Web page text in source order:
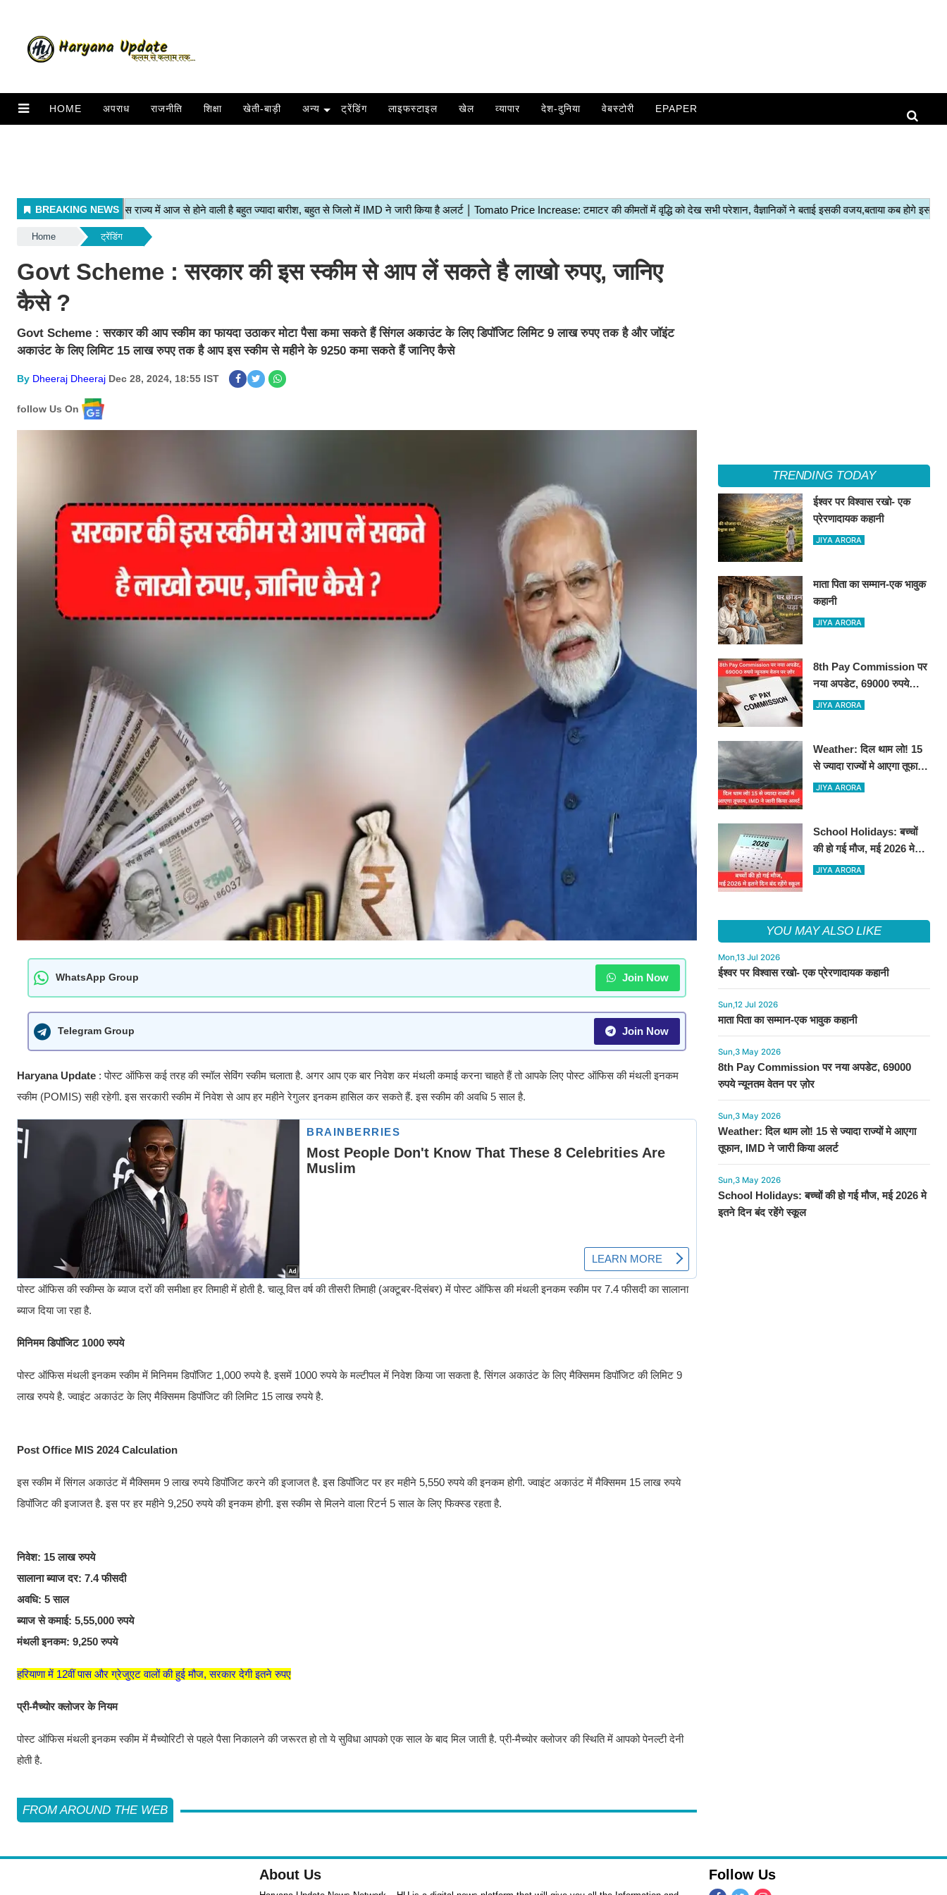
HOME अपराध राजनीति शिक्षा खेती-बाड़ी अन्य ट्रेंडिंग लाइफस्टाइल खेल व्यापार देश-दुनिया वेबस्टोरी EPAPER
Home ट्रेंडिंग
Govt Scheme : सरकार की इस स्कीम से आप लें सकते है लाखो रुपए, जानिए
कैसे ?
Govt Scheme : सरकार की आप स्कीम का फायदा उठाकर मोटा पैसा कमा सकते हैं सिंगल अकाउंट के लिए डिपॉजिट लिमिट 9 लाख रुपए तक है और जॉइंट
अकाउंट के लिए लिमिट 15 लाख रुपए तक है आप इस स्कीम से महीने के 9250 कमा सकते हैं जानिए कैसे
By Dheeraj Dheeraj Dec 28, 2024, 18:55 IST
follow Us On
WhatsApp Group Join Now
Telegram Group Join Now
Haryana Update : पोस्ट ऑफिस कई तरह की स्मॉल सेविंग स्कीम चलाता है. अगर आप एक बार निवेश कर मंथली कमाई करना चाहते हैं तो आपके लिए पोस्ट ऑफिस की मंथली इनकम
स्कीम (POMIS) सही रहेगी. इस सरकारी स्कीम में निवेश से आप हर महीने रेगुलर इनकम हासिल कर सकते हैं. इस स्कीम की अवधि 5 साल है.
पोस्ट ऑफिस की स्कीम्स के ब्याज दरों की समीक्षा हर तिमाही में होती है. चालू वित्त वर्ष की तीसरी तिमाही (अक्टूबर-दिसंबर) में पोस्ट ऑफिस की मंथली इनकम स्कीम पर 7.4 फीसदी का सालाना
ब्याज दिया जा रहा है.
मिनिमम डिपॉजिट 1000 रुपये
पोस्ट ऑफिस मंथली इनकम स्कीम में मिनिमम डिपॉजिट 1,000 रुपये है. इसमें 1000 रुपये के मल्टीपल में निवेश किया जा सकता है. सिंगल अकाउंट के लिए मैक्सिमम डिपॉजिट की लिमिट 9
लाख रुपये है. ज्वाइंट अकाउंट के लिए मैक्सिमम डिपॉजिट की लिमिट 15 लाख रुपये है.
Post Office MIS 2024 Calculation
इस स्कीम में सिंगल अकाउंट में मैक्सिमम 9 लाख रुपये डिपॉजिट करने की इजाजत है. इस डिपॉजिट पर हर महीने 5,550 रुपये की इनकम होगी. ज्वाइंट अकाउंट में मैक्सिमम 15 लाख रुपये
डिपॉजिट की इजाजत है. इस पर हर महीने 9,250 रुपये की इनकम होगी. इस स्कीम से मिलने वाला रिटर्न 5 साल के लिए फिक्स्ड रहता है.
निवेश: 15 लाख रुपये
सालाना ब्याज दर: 7.4 फीसदी
अवधि: 5 साल
ब्याज से कमाई: 5,55,000 रुपये
मंथली इनकम: 9,250 रुपये
हरियाणा में 12वीं पास और ग्रेजुएट वालों की हुई मौज, सरकार देगी इतने रुपए
प्री-मैच्‍योर क्‍लोजर के नियम
पोस्ट ऑफिस मंथली इनकम स्कीम में मैच्‍योरिटी से पहले पैसा निकालने की जरूरत हो तो ये सुविधा आपको एक साल के बाद मिल जाती है. प्री-मैच्‍योर क्‍लोजर की स्थिति में आपको पेनल्‍टी देनी
होती है.
FROM AROUND THE WEB
TRENDING TODAY
ईश्वर पर विश्वास रखो- एक
प्रेरणादायक कहानी
JIYA ARORA
माता पिता का सम्मान-एक भावुक
कहानी
JIYA ARORA
8th Pay Commission पर
नया अपडेट, 69000 रुपये
न्यूनतम वेतन पर ज़ोर
JIYA ARORA
Weather: दिल थाम लो! 15
से ज्यादा राज्यों मे आएगा तूफान,
IMD ने जारी किया अलर्ट
JIYA ARORA
School Holidays: बच्चों
की हो गई मौज, मई 2026 मे
इतने दिन बंद रहेंगे स्कूल
JIYA ARORA
YOU MAY ALSO LIKE
Mon,13 Jul 2026
ईश्वर पर विश्वास रखो- एक प्रेरणादायक कहानी
Sun,12 Jul 2026
माता पिता का सम्मान-एक भावुक कहानी
Sun,3 May 2026
8th Pay Commission पर नया अपडेट, 69000
रुपये न्यूनतम वेतन पर ज़ोर
Sun,3 May 2026
Weather: दिल थाम लो! 15 से ज्यादा राज्यों मे आएगा
तूफान, IMD ने जारी किया अलर्ट
Sun,3 May 2026
School Holidays: बच्चों की हो गई मौज, मई 2026 मे
इतने दिन बंद रहेंगे स्कूल
About Us Follow Us